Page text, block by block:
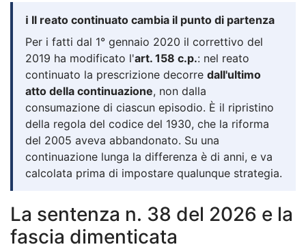
ℹ️ Il reato continuato cambia il punto di partenza
Per i fatti dal 1° gennaio 2020 il correttivo del
2019 ha modificato l'art. 158 c.p.: nel reato
continuato la prescrizione decorre dall'ultimo
atto della continuazione, non dalla
consumazione di ciascun episodio. È il ripristino
della regola del codice del 1930, che la riforma
del 2005 aveva abbandonato. Su una
continuazione lunga la differenza è di anni, e va
calcolata prima di impostare qualunque strategia.
La sentenza n. 38 del 2026 e la
fascia dimenticata